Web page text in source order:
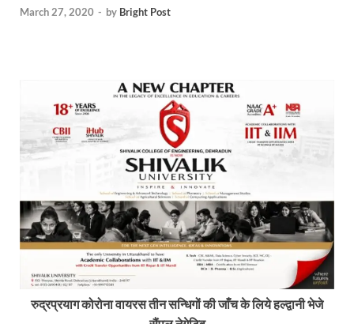
March 27, 2020 - by Bright Post
रुद्रप्रयाग कोरोना वायरस तीन सन्धिगों की जाँच के लिये हल्द्वानी भेजे